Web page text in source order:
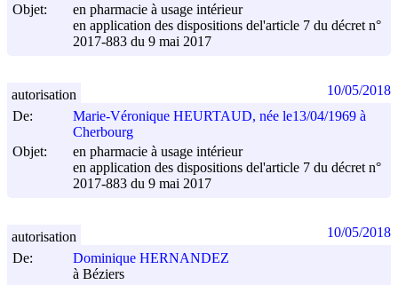
Objet:
en pharmacie à usage intérieur
en application des dispositions del'article 7 du décret n°
2017-883 du 9 mai 2017
De:
Marie-Véronique HEURTAUD, née le13/04/1969 à
Cherbourg
Objet:
en pharmacie à usage intérieur
en application des dispositions del'article 7 du décret n°
2017-883 du 9 mai 2017
autorisation 10/05/2018
De:
Dominique HERNANDEZ
à Béziers
autorisation 10/05/2018